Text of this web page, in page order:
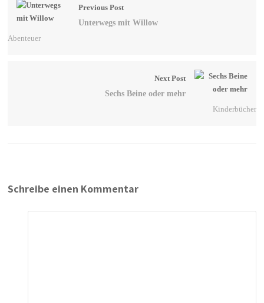
Previous Post
Unterwegs mit Willow
Abenteuer
Next Post
Sechs Beine oder mehr
Kinderbücher
Schreibe einen Kommentar